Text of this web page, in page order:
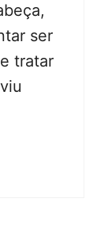
ser
tratar